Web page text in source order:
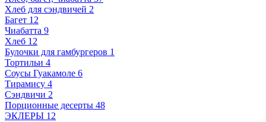
Хлеб для сэндвичей 2
Багет 12
Чиабатта 9
Хлеб 12
Булочки для гамбургеров 1
Тортильи 4
Соусы Гуакамоле 6
Тирамису 4
Сэндвичи 2
Порционные десерты 48
ЭКЛЕРЫ 12